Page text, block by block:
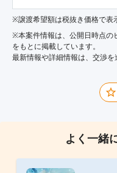
※譲渡希望額は税抜き価格で表
※本案件情報は、公開日時点の
をもとに掲載しています。
最新情報や詳細情報は、交渉を
よく一緒